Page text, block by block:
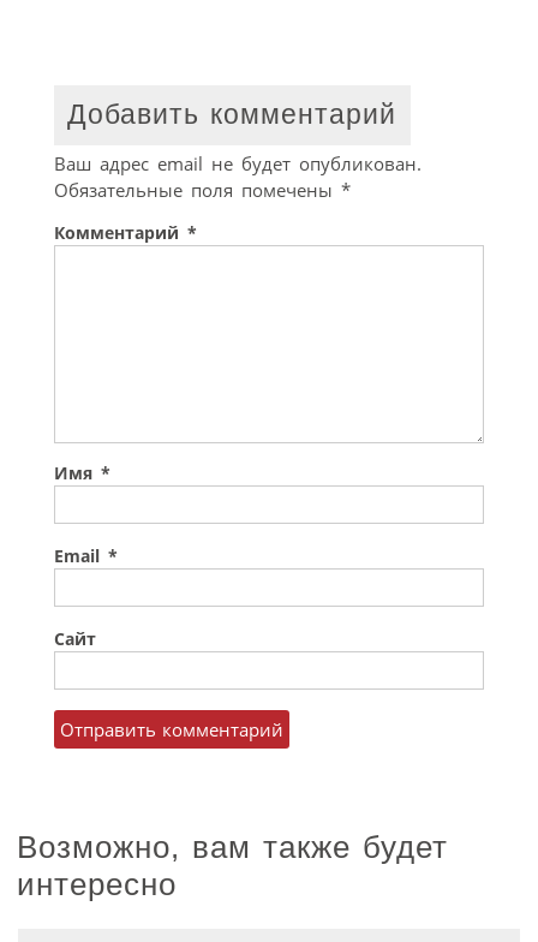
Добавить комментарий
Ваш адрес email не будет опубликован.
Обязательные поля помечены *
Комментарий *
Имя *
Email *
Сайт
Возможно, вам также будет
интересно